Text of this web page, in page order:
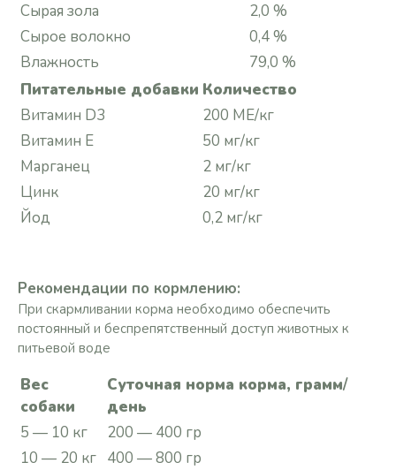
Сырая зола
2,0 %
Сырое волокно
0,4 %
Влажность
79,0 %
Питательные добавки Количество
Витамин D3
200 МЕ/кг
Витамин Е
50 мг/кг
Марганец
2 мг/кг
Цинк
20 мг/кг
Йод
0,2 мг/кг
Рекомендации по кормлению:
При скармливании корма необходимо обеспечить
постоянный и беспрепятственный доступ животных к
питьевой воде
Вес
собаки
Суточная норма корма, грамм/
день
5 — 10 кг
200 — 400 гр
10 — 20 кг 400 — 800 гр